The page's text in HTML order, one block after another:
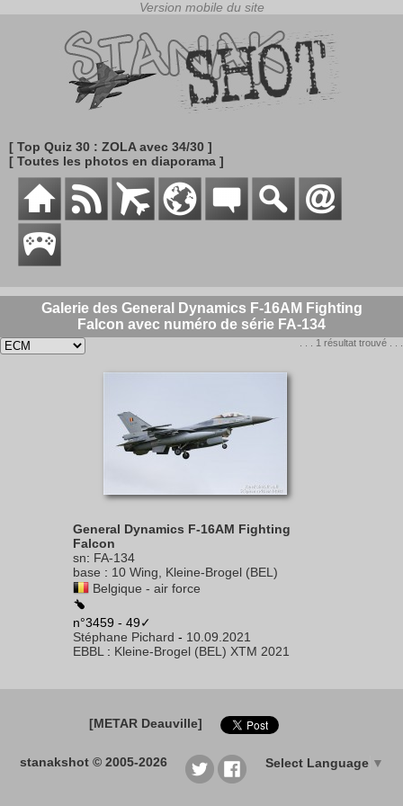
[ Top Quiz 30 : ZOLA avec 34/30 ]
[ Toutes les photos en diaporama ]
Galerie des General Dynamics F-16AM Fighting
Falcon avec numéro de série FA-134
. . . 1 résultat trouvé . . .
General Dynamics F-16AM Fighting
Falcon
sn: FA-134
base : 10 Wing, Kleine-Brogel (BEL)
Belgique - air force
n°3459 - 49✓
Stéphane Pichard - 10.09.2021
EBBL : Kleine-Brogel (BEL) XTM 2021
[METAR Deauville]
stanakshot © 2005-2026 Select Language ▼